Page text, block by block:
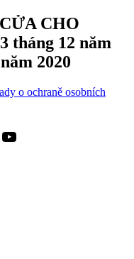
CHO
tháng 12 năm
2020
o ochraně osobních
YouTube